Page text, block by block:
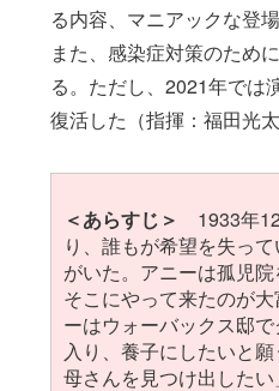
る内容、マニアックな登
また、感染症対策のため
る。ただし、2021年では
復活した（指揮：福田光太
＜あらすじ＞
1933年
り、誰もが希望を失っ
がいた。アニーは孤児
そこにやって来たのが
ーはウォーバックス邸
入り、養子にしたいと
母さんを見つけ出した